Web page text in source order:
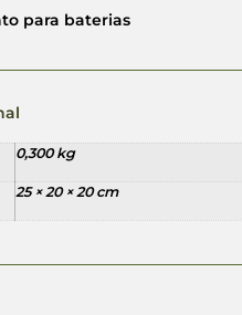
para baterias
0,300 kg
25 × 20 × 20 cm